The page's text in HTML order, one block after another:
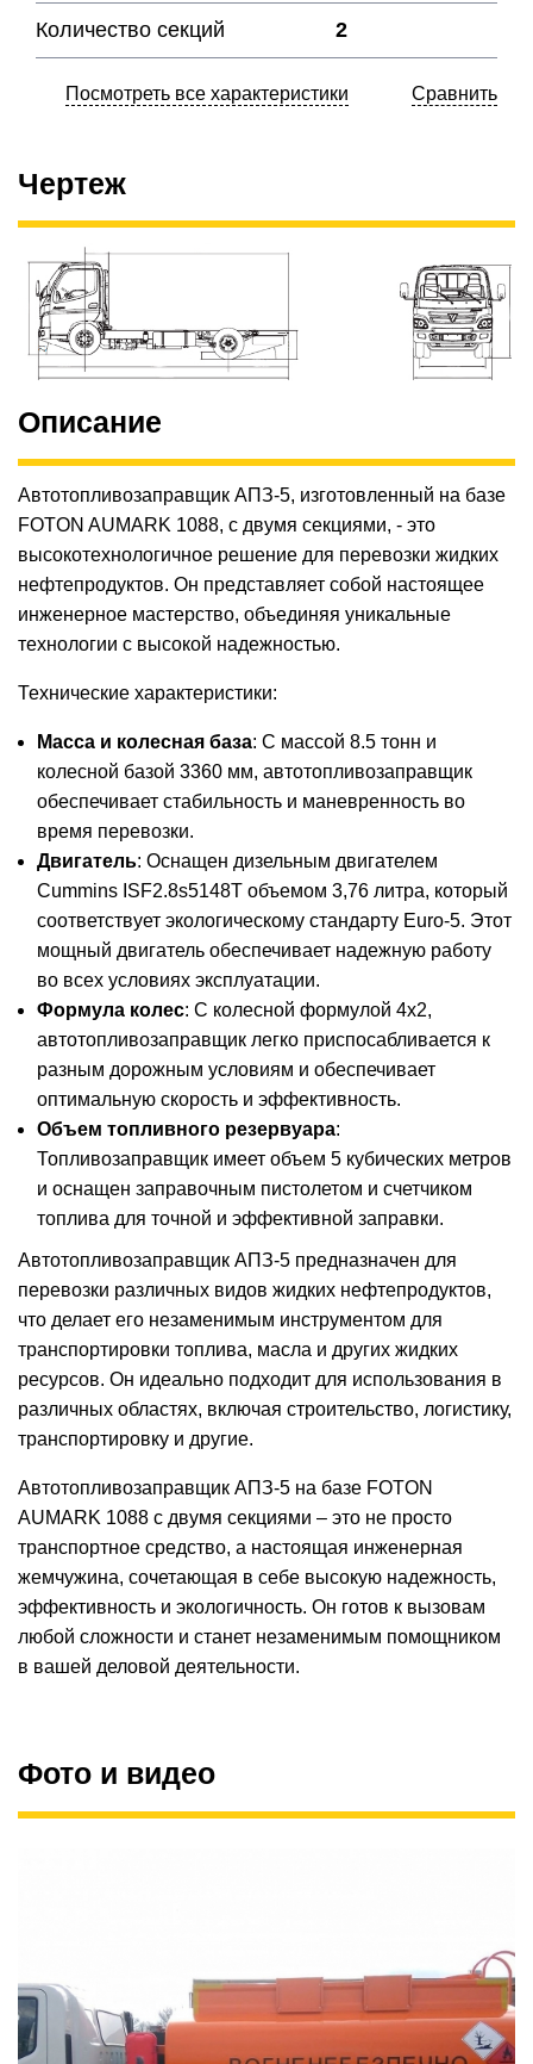
Количество секций 2
Посмотреть все характеристики Сравнить
Чертеж
Описание
Автотопливозаправщик АПЗ-5, изготовленный на базе
FOTON AUMARK 1088, с двумя секциями, - это
высокотехнологичное решение для перевозки жидких
нефтепродуктов. Он представляет собой настоящее
инженерное мастерство, объединяя уникальные
технологии с высокой надежностью.
Технические характеристики:
Масса и колесная база: С массой 8.5 тонн и
колесной базой 3360 мм, автотопливозаправщик
обеспечивает стабильность и маневренность во
время перевозки.
Двигатель: Оснащен дизельным двигателем
Cummins ISF2.8s5148T объемом 3,76 литра, который
соответствует экологическому стандарту Euro-5. Этот
мощный двигатель обеспечивает надежную работу
во всех условиях эксплуатации.
Формула колес: С колесной формулой 4x2,
автотопливозаправщик легко приспосабливается к
разным дорожным условиям и обеспечивает
оптимальную скорость и эффективность.
Объем топливного резервуара:
Топливозаправщик имеет объем 5 кубических метров
и оснащен заправочным пистолетом и счетчиком
топлива для точной и эффективной заправки.
Автотопливозаправщик АПЗ-5 предназначен для
перевозки различных видов жидких нефтепродуктов,
что делает его незаменимым инструментом для
транспортировки топлива, масла и других жидких
ресурсов. Он идеально подходит для использования в
различных областях, включая строительство, логистику,
транспортировку и другие.
Автотопливозаправщик АПЗ-5 на базе FOTON
AUMARK 1088 с двумя секциями – это не просто
транспортное средство, а настоящая инженерная
жемчужина, сочетающая в себе высокую надежность,
эффективность и экологичность. Он готов к вызовам
любой сложности и станет незаменимым помощником
в вашей деловой деятельности.
Фото и видео